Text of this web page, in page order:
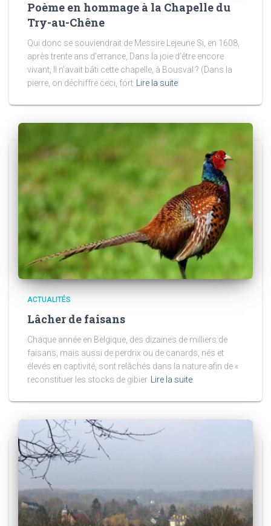
Poème en hommage à la Chapelle du
Try-au-Chêne
Qui donc se souviendrait de Messire Lejeune Si, en 1608,
après trente ans d’errance, Dans la joie d’être encore
vivant, II n’avait bâti cette chapelle, à Bousval ? (Dans la
pierre, on déchiffre ceci, fort
Lire la suite
ACTUALITÉS
Lâcher de faisans
Chaque année en Belgique, des dizaines de milliers de
faisans, mais aussi de perdrix ou de canards, nés et
élevés en captivité, sont relâchés dans la nature afin de «
reconstituer les stocks de gibier Lire la suite